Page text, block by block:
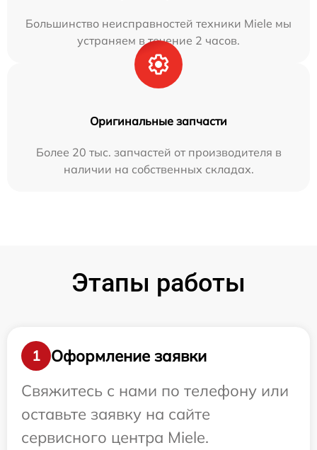
Большинство неисправностей техники Miele мы
устраняем в течение 2 часов.
Оригинальные запчасти
Более 20 тыс. запчастей от производителя в
наличии на собственных складах.
Этапы работы
1
Оформление заявки
Свяжитесь с нами по телефону или
оставьте заявку на сайте
сервисного центра Miele.